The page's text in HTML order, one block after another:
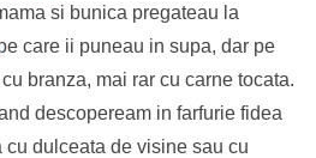
si bunica pregateau la
care ii puneau in supa, dar pe
branza, mai rar cu carne tocata.
descopeream in farfurie fidea
dulceata de visine sau cu